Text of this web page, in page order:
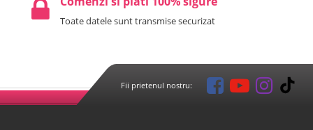
Toate datele sunt transmise securizat
Fii prietenul nostru: